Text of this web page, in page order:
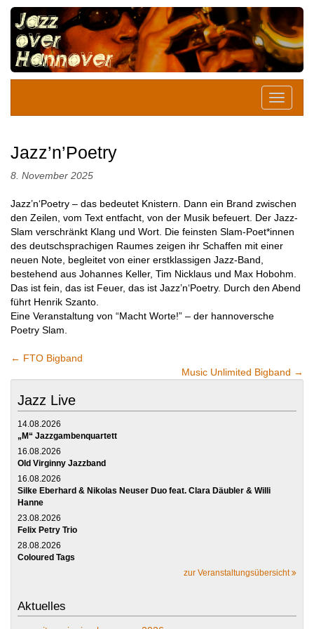
Jazz’n’Poetry
8. November 2025
Jazz’n‘Poetry – das bedeutet Knistern. Dann ein Brand zwischen
den Zeilen, vom Text entfacht, von der Musik befeuert. Der Jazz-
Slam verschränkt Klang und Wort. Die feinsten Slam-Poet*innen
des deutschsprachigen Raumes zeigen ihr Schaffen mit einer
neuen Note, begleitet von einer erstklassigen Jazz-Band,
bestehend aus Johannes Keller, Tim Nicklaus und Max Hobohm.
Das ist fein, das ist Feuer, das ist Jazz’n‘Poetry. Durch den Abend
führt Henrik Szanto.
Eine Veranstaltung von “Macht Worte!” – der hannoversche
Poetry Slam.
← FTO Bigband
Music Unlimited Bigband →
Jazz Live
14.08.2026
„M“ Jazzgambenquartett
16.08.2026
Old Virginny Jazzband
16.08.2026
Silke Eberhard & Nikolas Neuser Duo feat. Clara Däubler & Willi
Hanne
23.08.2026
Felix Petry Trio
28.08.2026
Coloured Tags
zur Veranstaltungsübersicht
Aktuelles